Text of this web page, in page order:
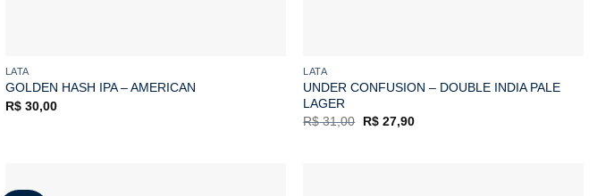
LATA
GOLDEN HASH IPA – AMERICAN
R$30,00
LATA
UNDER CONFUSION – DOUBLE INDIA PALE
LAGER
R$31,00
O
R$27,90O